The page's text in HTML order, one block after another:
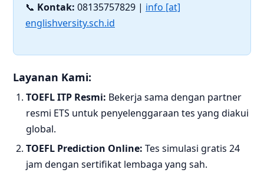
📞 Kontak: 08135757829 | info [at]
englishversity.sch.id
Layanan Kami:
TOEFL ITP Resmi: Bekerja sama dengan partner
resmi ETS untuk penyelenggaraan tes yang diakui
global.
TOEFL Prediction Online: Tes simulasi gratis 24
jam dengan sertifikat lembaga yang sah.